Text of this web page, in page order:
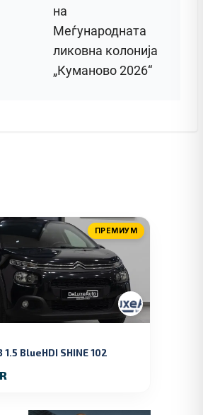
на
Меѓународната
ликовна колонија
„Куманово 2026“
ПРЕМИУМ
1.5 BlueHDI SHINE 102